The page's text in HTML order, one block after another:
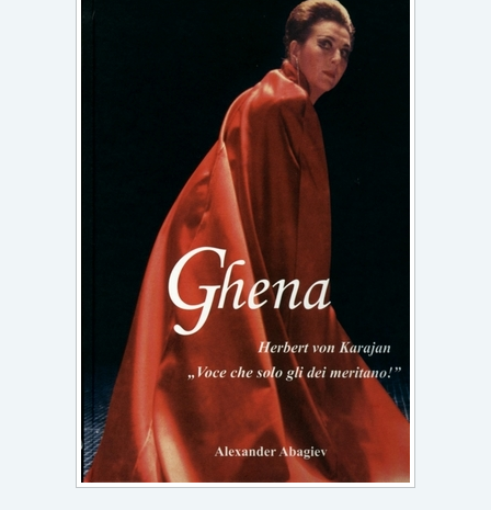
Е-списания
Регистрация